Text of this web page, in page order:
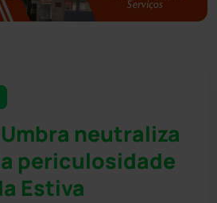
neutraliza
periculosidade
Estiva